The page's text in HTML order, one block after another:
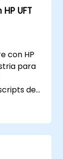
UFT
con HP
para
de
web y
de